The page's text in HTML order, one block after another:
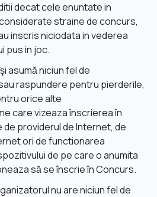
decat cele enuntate in
straine de concurs,
inscris niciodata in vederea
pus in joc.
asumă niciun fel de
raspundere pentru pierderile,
orice alte
care vizeaza înscrierea în
providerul de Internet, de
ori de functionarea
de pe care o anumita
să se înscrie în Concurs.
nu are niciun fel de